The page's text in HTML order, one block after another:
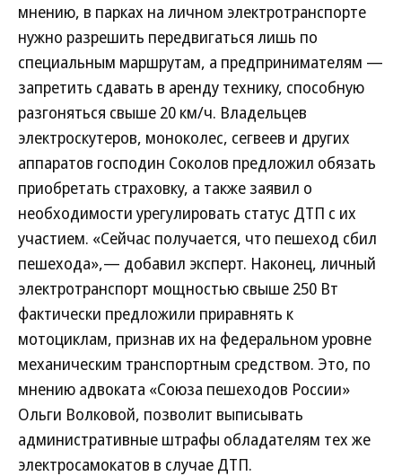
мнению, в парках на личном электротранспорте
нужно разрешить передвигаться лишь по
специальным маршрутам, а предпринимателям —
запретить сдавать в аренду технику, способную
разгоняться свыше 20 км/ч. Владельцев
электроскутеров, моноколес, сегвеев и других
аппаратов господин Соколов предложил обязать
приобретать страховку, а также заявил о
необходимости урегулировать статус ДТП с их
участием. «Сейчас получается, что пешеход сбил
пешехода»,— добавил эксперт. Наконец, личный
электротранспорт мощностью свыше 250 Вт
фактически предложили приравнять к
мотоциклам, признав их на федеральном уровне
механическим транспортным средством. Это, по
мнению адвоката «Союза пешеходов России»
Ольги Волковой, позволит выписывать
административные штрафы обладателям тех же
электросамокатов в случае ДТП.